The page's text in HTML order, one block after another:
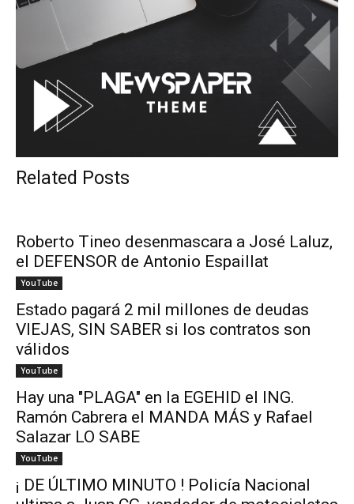
Related Posts
Roberto Tineo desenmascara a José Laluz,
el DEFENSOR de Antonio Espaillat
YouTube
Estado pagará 2 mil millones de deudas
VIEJAS, SIN SABER si los contratos son
válidos
YouTube
Hay una "PLAGA" en la EGEHID el ING.
Ramón Cabrera el MANDA MÁS y Rafael
Salazar LO SABE
YouTube
¡ DE ÚLTIMO MINUTO ! Policía Nacional